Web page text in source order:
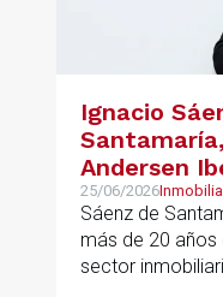
Ignacio
Andersen
director
Inmobiliario
25/06/2026
Sáenz de
más de 20 años
sector